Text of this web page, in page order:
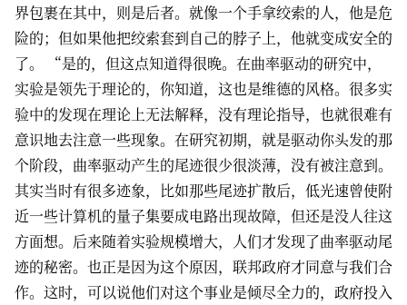
界包裹在其中，则是后者。就像一个手拿绞索的人，他是危
险的；但如果他把绞索套到自己的脖子上，他就变成安全的
了。 “是的，但这点知道得很晚。在曲率驱动的研究中，
实验是领先于理论的，你知道，这也是维德的风格。很多实
验中的发现在理论上无法解释，没有理论指导，也就很难有
意识地去注意一些现象。在研究初期，就是驱动你头发的那
个阶段，曲率驱动产生的尾迹很少很淡薄，没有被注意到。
其实当时有很多迹象，比如那些尾迹扩散后，低光速曾使附
近一些计算机的量子集要成电路出现故障，但还是没人往这
方面想。后来随着实验规模增大，人们才发现了曲率驱动尾
迹的秘密。也正是因为这个原因，联邦政府才同意与我们合
作。这时，可以说他们对这个事业是倾尽全力的，政府投入